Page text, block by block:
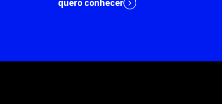
quero conhecer